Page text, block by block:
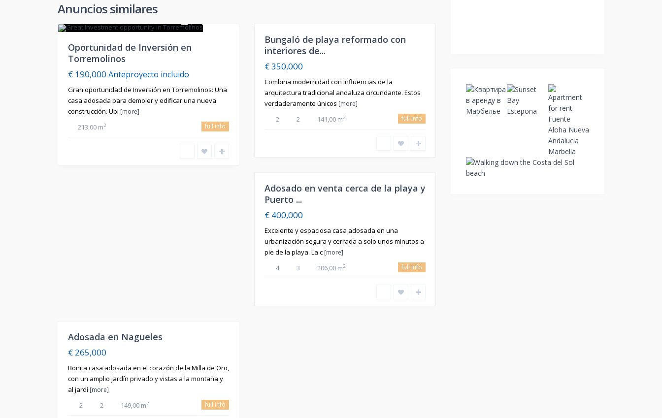
Anuncios similares
1
Oportunidad de Inversión en
Torremolinos
€ 190,000 Anteproyecto incluido
Gran oportunidad de Inversión en Torremolinos: Una
casa adosada para demoler y edificar una nueva
construcción. Ubi [more]
213,00 m2 full info
Bungaló de playa reformado con
interiores de...
€ 350,000
Combina modernidad con influencias de la
arquitectura tradicional andaluza circundante. Estos
verdaderamente únicos [more]
2 2 141,00 m2 full info
Adosado en venta cerca de la playa y
Puerto ...
€ 400,000
Excelente y espaciosa casa adosada en una
urbanización segura y cerrada a solo unos minutos a
pie de la playa. La c [more]
4 3 206,00 m2 full info
Adosada en Nagueles
€ 265,000
Bonita casa adosada en el corazón de la Milla de Oro,
con un amplio jardín privado y vistas a la montaña y
al jardí [more]
2 2 149,00 m2 full info